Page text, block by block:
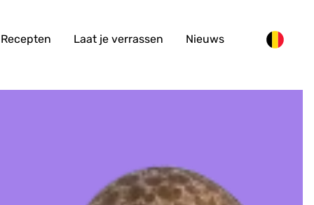
Recepten Laat je verrassen Nieuws